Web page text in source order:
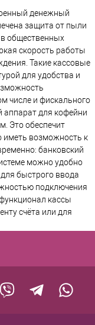
денежный
защита от пыли
общественных
скорость работы
Такие кассовые
для удобства и
числе и фискального
аппарат для кофейни
Это обеспечит
иметь возможность к
банковский
можно удобно
быстрого ввода
подключения
кассы
счёта или для